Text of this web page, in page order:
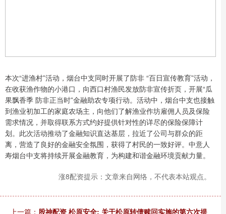
本次“进渔村”活动，烟台中支同时开展了防非 “百日宣传教育”活动，
在收获渔作物的小港口，向西口村渔民发放防非宣传折页，开展“瓜
果飘香季 防非正当时”金融助农专项行动。活动中，烟台中支也接触
到渔业初加工的家庭农场主，向他们了解渔业作坊雇佣人员及保险
需求情况，并取得联系方式约好提供针对性的详尽的保险保障计
划。此次活动推动了金融知识直达基层，拉近了公司与群众的距
离，营造了良好的金融安全氛围，获得了村民的一致好评。中意人
寿烟台中支将持续开展金融教育，为构建和谐金融环境贡献力量。
涨8配资提示：文章来自网络，不代表本站观点。
上一篇： 股神配资 松原安全: 关于松原转债赎回实施的第六次提